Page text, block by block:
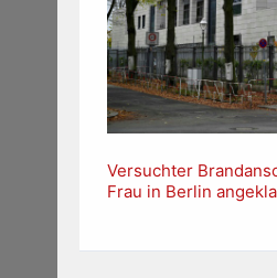
Versuchter
Frau in Berlin